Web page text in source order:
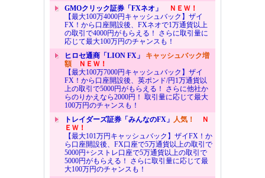
GMOクリック証券「FXネオ」
ＮＥＷ！
【最大100万4000円キャッシュバック】ザイ
FX！から口座開設後、FXネオで1万通貨以上
の取引で4000円がもらえる！ さらに取引量に
応じて最大100万円のチャンスも！
ヒロセ通商「LION FX」 キャッシュバック増
額ＮＥＷ！
【最大100万7000円キャッシュバック】ザイ
FX！から口座開設後、英ポンド/円1万通貨以
上の取引で5000円がもらえる！ さらに他社か
らのりかえなら2000円！ 取引量に応じて最大
100万円のチャンスも！
トレイダーズ証券「みんなのFX」 人気！
Ｎ
ＥＷ！
【最大101万円キャッシュバック】ザイFX！か
ら口座開設後、FX口座で5万通貨以上の取引で
5000円+シストレ口座で5万通貨以上の取引で
5000円がもらえる！ さらに取引量に応じて最
大100万円のチャンスも！